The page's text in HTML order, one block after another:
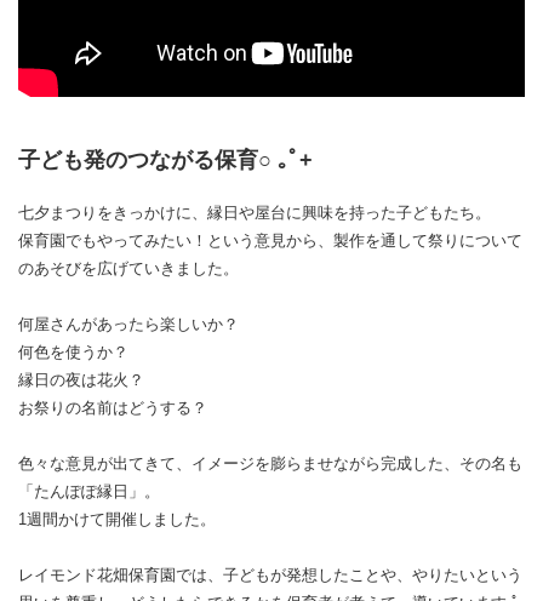
子ども発のつながる保育○ ｡ﾟ+
七夕まつりをきっかけに、縁日や屋台に興味を持った子どもたち。
保育園でもやってみたい！という意見から、製作を通して祭りについて
のあそびを広げていきました。
何屋さんがあったら楽しいか？
何色を使うか？
縁日の夜は花火？
お祭りの名前はどうする？
色々な意見が出てきて、イメージを膨らませながら完成した、その名も
「たんぽぽ縁日」。
1週間かけて開催しました。
レイモンド花畑保育園では、子どもが発想したことや、やりたいという